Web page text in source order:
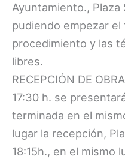
Ayuntamiento., Plaza
pudiendo empezar el
procedimiento y las
libres.
RECEPCIÓN DE
17:30 h. se
terminada en el
lugar la recepción,
18:15h., en el mismo